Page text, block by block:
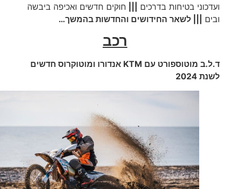
ועדכוני בטיחות בדרכים|||
חוקים חדשים ואכיפה ביבשה
ובים||| לשאר החידושים והחדשות בהמשך…
רכב
ד.ל.ב מוטוספורט עםKTMאנדורו ומוטוקרוס חדשים
לשנת 2024